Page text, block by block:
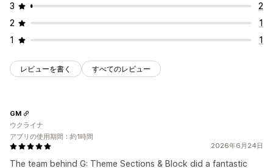
3
2
2
1
1
1
レビューを書く すべてのレビュー
2026年6月24日
The team behind G: Theme Sections & Block did a fantastic
GM
ウクライナ
アプリの使用期間：約1時間